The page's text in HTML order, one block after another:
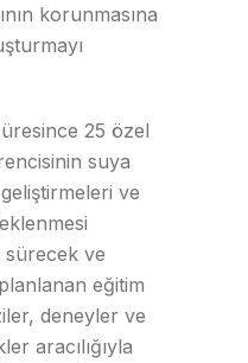
korunmasına
25 özel
suya
ve
sürecek ve
eğitim
deneyler ve
aracılığıyla